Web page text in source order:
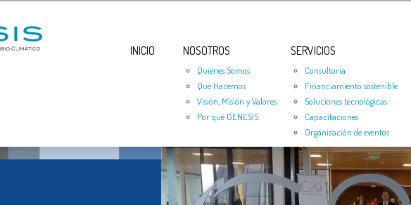
INICIO NOSOTROS
Quienes Somos
Qué Hacemos
Visión, Misión y Valores
Por qué GENESIS
SERVICIOS
Consultoría
Financiamiento sostenible
Soluciones tecnológicas
Capacitaciones
Organización de eventos